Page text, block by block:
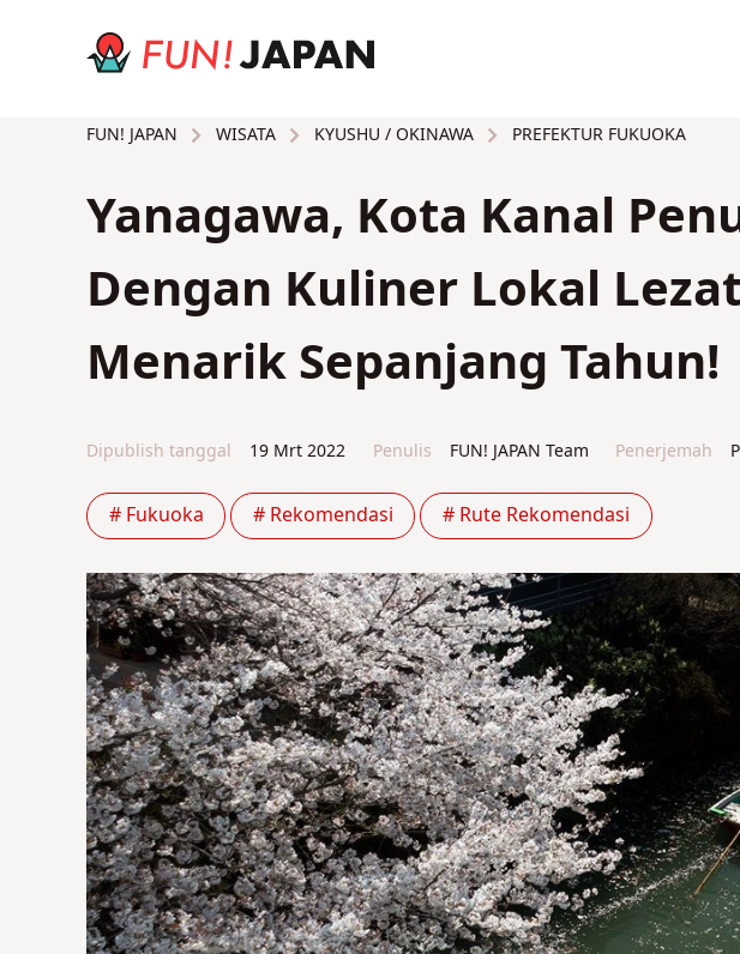
FUN! JAPAN WISATA KYUSHU / OKINAWA PREFEKTUR FUKUOKA
Yanagawa, Kota Kanal
Dengan Kuliner Lokal
Menarik Sepanjang Tahun!
Dipublish tanggal 19 Mrt 2022 Penulis FUN! JAPAN Team Penerjemah
# Fukuoka # Rekomendasi # Rute Rekomendasi